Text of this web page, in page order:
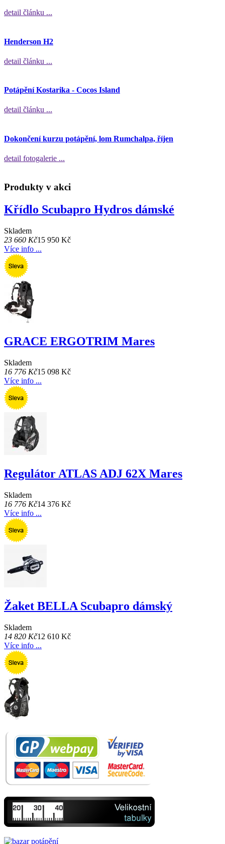
detail článku ...
Henderson H2
detail článku ...
Potápění Kostarika - Cocos Island
detail článku ...
Dokončení kurzu potápění, lom Rumchalpa, říjen
detail fotogalerie ...
Produkty v akci
Křídlo Scubapro Hydros dámské
Skladem
23 660 Kč15 950 Kč
Více info ...
GRACE ERGOTRIM Mares
Skladem
16 776 Kč15 098 Kč
Více info ...
Regulátor ATLAS ADJ 62X Mares
Skladem
16 776 Kč14 376 Kč
Více info ...
Žaket BELLA Scubapro dámský
Skladem
14 820 Kč12 610 Kč
Více info ...